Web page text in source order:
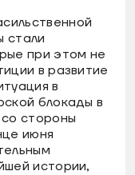
стали
при этом не
в развитие
в
блокады в
стороны
июня
истории,